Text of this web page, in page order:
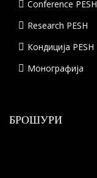
Conference PESH
Research PESH
Кондиција PESH
Монографија
БРОШУРИ